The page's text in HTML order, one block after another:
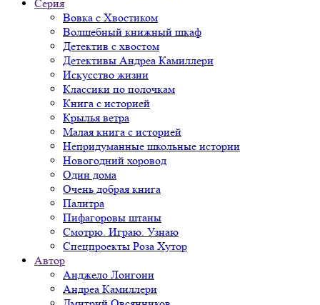
Серия
Вовка с Хвостиком
Волшебный книжный шкаф
Детектив с хвостом
Детективы Андреа Камиллери
Искусство жизни
Классики по полочкам
Книга с историей
Крылья ветра
Малая книга с историей
Непридуманные школьные истории
Новогодний хоровод
Один дома
Очень добрая книга
Палитра
Пифагоровы штаны
Смотрю. Играю. Узнаю
Спецпроекты Роза Хутор
Автор
Анджело Лонгони
Андреа Камиллери